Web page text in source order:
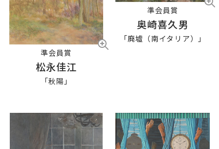
準会員賞
松永佳江
「秋陽」
準会員賞
奥崎喜久男
「廃墟（南イタリア）」